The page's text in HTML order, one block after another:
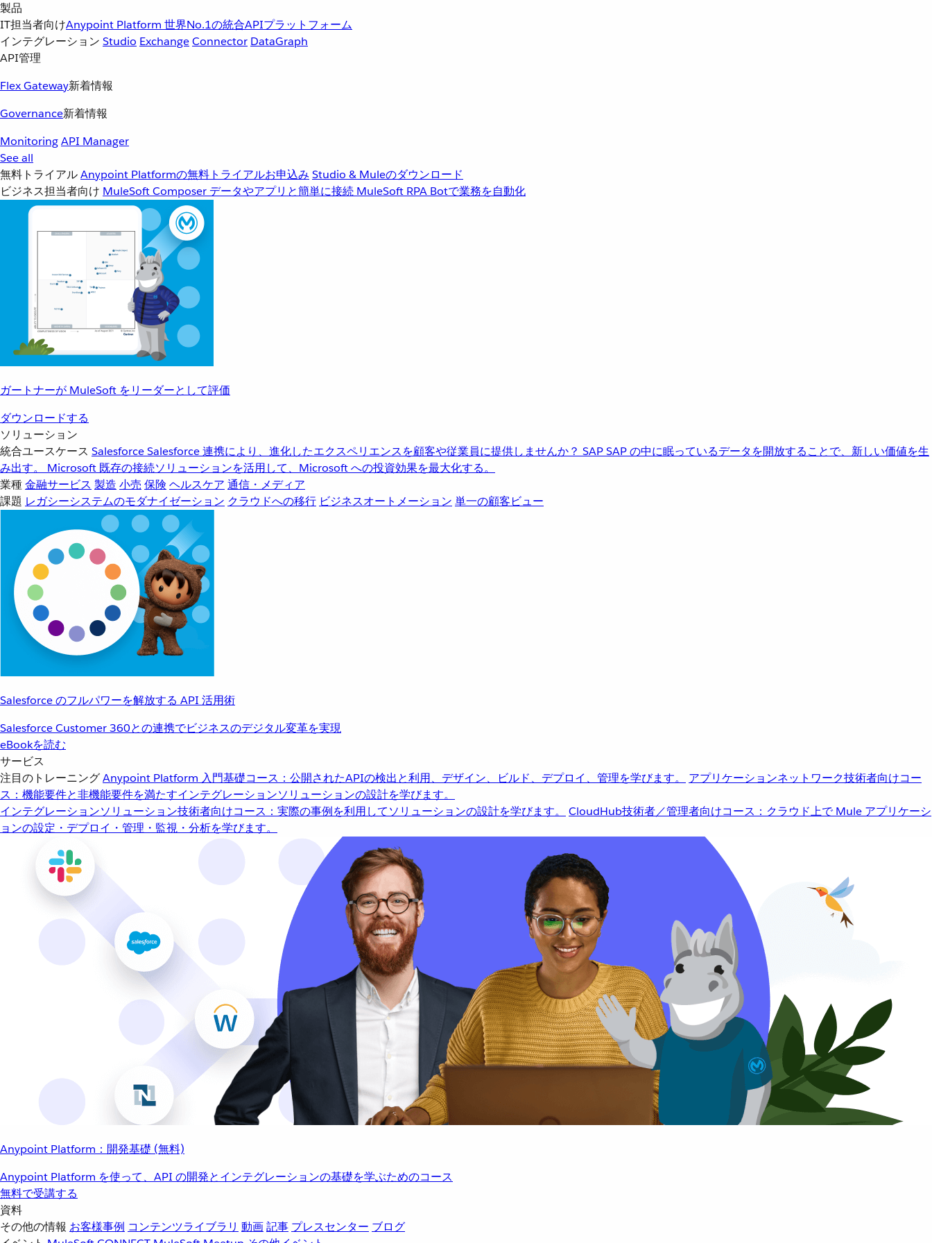
製品
IT担当者向けAnypoint Platform 世界No.1の統合APIプラットフォーム
インテグレーション Studio ExchangeConnector DataGraph
API管理
Flex Gateway新着情報
Governance新着情報
MonitoringAPI Manager
See all
無料トライアルAnypoint Platformの無料トライアルお申込み Studio & Muleのダウンロード
ビジネス担当者向け MuleSoft Composer データやアプリと簡単に接続 MuleSoft RPA Botで業務を自動化
ガートナーが MuleSoft をリーダーとして評価
ダウンロードする
ソリューション
統合ユースケース SalesforceSalesforce 連携により、進化したエクスペリエンスを顧客や従業員に提供しませんか？ SAPSAP の中に眠っているデータを開放することで、新しい価値を生
み出す。
Microsoft 既存の接続ソリューションを活用して、Microsoft への投資効果を最大化する。
業種金融サービス 製造 小売 保険 ヘルスケア 通信・メディア
課題 レガシーシステムのモダナイゼーション クラウドへの移行 ビジネスオートメーション 単一の顧客ビュー
Salesforce のフルパワーを解放する API 活用術
Salesforce Customer 360との連携でビジネスのデジタル変革を実現
eBookを読む
サービス
注目のトレーニングAnypoint Platform 入門基礎コース：公開されたAPIの検出と利用、デザイン、ビルド、デプロイ、管理を学びます。 アプリケーションネットワーク技術者向けコー
ス：機能要件と非機能要件を満たすインテグレーションソリューションの設計を学びます。
インテグレーションソリューション技術者向けコース：実際の事例を利用してソリューションの設計を学びます。 CloudHub技術者／管理者向けコース：クラウド上で Mule アプリケーシ
ョンの設定・デプロイ・管理・監視・分析を学びます。
Anypoint Platform：開発基礎 (無料)
Anypoint Platform を使って、API の開発とインテグレーションの基礎を学ぶためのコース
無料で受講する
資料
その他の情報 お客様事例 コンテンツライブラリ 動画記事 プレスセンター ブログ